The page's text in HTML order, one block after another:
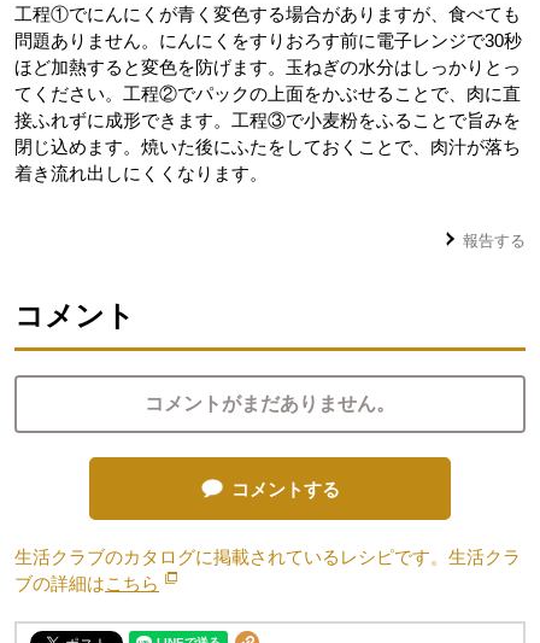
工程①でにんにくが青く変色する場合がありますが、食べても
問題ありません。にんにくをすりおろす前に電子レンジで30秒
ほど加熱すると変色を防げます。玉ねぎの水分はしっかりとっ
てください。工程②でパックの上面をかぶせることで、肉に直
接ふれずに成形できます。工程③で小麦粉をふることで旨みを
閉じ込めます。焼いた後にふたをしておくことで、肉汁が落ち
着き流れ出しにくくなります。
報告する
コメント
コメントがまだありません。
コメントする
生活クラブのカタログに掲載されているレシピです。生活クラ
ブの詳細はこちら 別のウィンドウで開きます。